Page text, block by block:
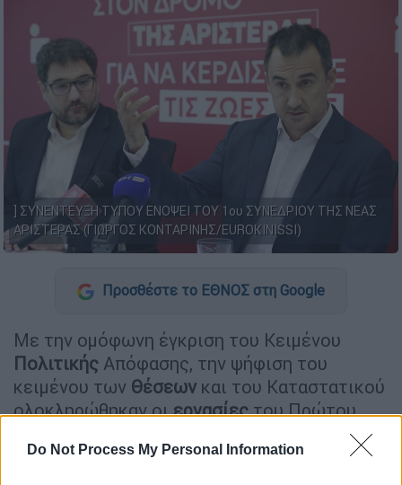
Do Not Process My Personal Information
] ΣΥΝΕΝΤΕΥΞΗ ΤΥΠΟΥ ΕΝΟΨΕΙ ΤΟΥ 1ου ΣΥΝΕΔΡΙΟΥ ΤΗΣ ΝΕΑΣ
ΑΡΙΣΤΕΡΑΣ (ΓΙΩΡΓΟΣ ΚΟΝΤΑΡΙΝΗΣ/EUROKINISSI)
Προσθέστε το ΕΘΝΟΣ στη Google
Με την ομόφωνη έγκριση του Κειμένου
Πολιτικής Απόφασης, την ψήφιση του
κειμένου των Θέσεων και του Καταστατικού
ολοκληρώθηκαν οιεργασίεςτου Πρώτου
. Λίγο μετά
τις 7 το απόγευμα θα κλείσουν οι κάλπες για